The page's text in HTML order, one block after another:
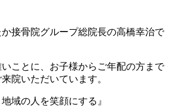
接骨院グループ総院長の高橋幸治で
ことに、お子様からご年配の方まで
院いただいています。
域の人を笑顔にする』